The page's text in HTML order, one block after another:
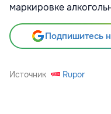
маркировке
Подпишитесь
Источник Rupor